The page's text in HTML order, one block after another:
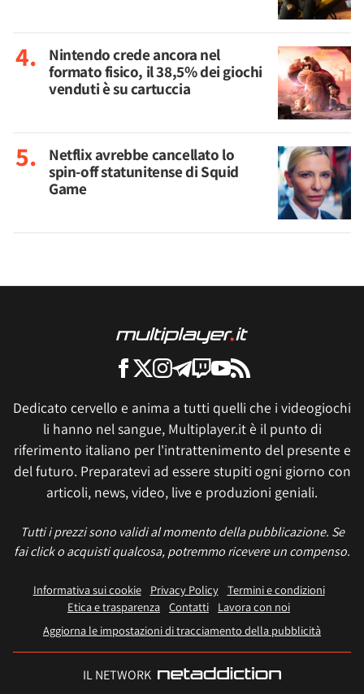
Nintendo crede ancora nel
formato fisico, il 38,5% dei giochi
venduti è su cartuccia
Netflix avrebbe cancellato lo
spin-off statunitense di Squid
Game
Dedicato cervello e anima a tutti quelli che i videogiochi
li hanno nel sangue, Multiplayer.it è il punto di
riferimento italiano per l'intrattenimento del presente e
del futuro. Preparatevi ad essere stupiti ogni giorno con
articoli, news, video, live e produzioni geniali.
Tutti i prezzi sono validi al momento della pubblicazione. Se
fai click o acquisti qualcosa, potremmo ricevere un compenso.
Informativa sui cookie Privacy Policy
Termini e condizioni
Etica e trasparenza Contatti
Lavora con noi
Aggiorna le impostazioni di tracciamento della pubblicità
IL NETWORK